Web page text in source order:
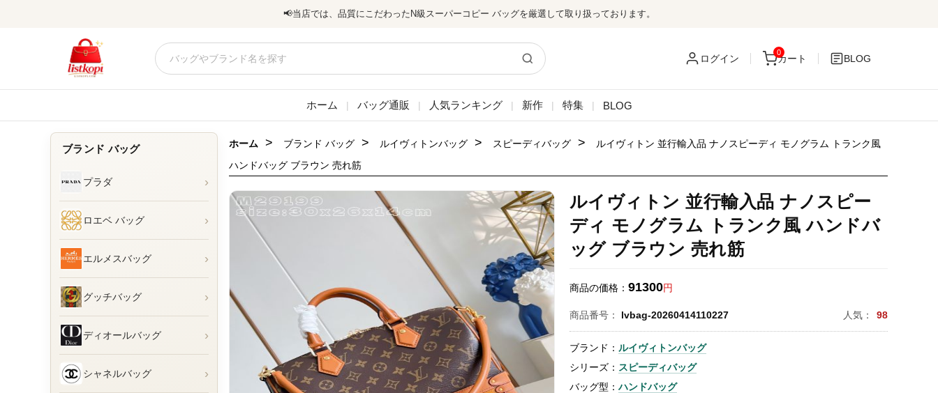
📢当店では、品質にこだわったN級スーパーコピー バッグを厳選して取り扱っております。
ログイン
0
カート BLOG
ホーム | バッグ通販 | 人気ランキング | 新作 | 特集 | BLOG
ブランド バッグ
プラダ ›
ロエベ バッグ ›
エルメスバッグ ›
グッチバッグ ›
ディオールバッグ ›
シャネルバッグ ›
ホーム > ブランド バッグ > ルイヴィトンバッグ > スピーディバッグ >
ルイヴィトン 並行輸入品 ナノスピーディ モノグラム トランク風
ハンドバッグ ブラウン 売れ筋
ルイヴィトン 並行輸入品 ナノスピー
ディ モノグラム トランク風 ハンドバ
ッグ ブラウン 売れ筋
商品の価格： 91300円
商品番号： lvbag-20260414110227 人気： 98
ブランド： ルイヴィトンバッグ
シリーズ： スピーディバッグ
バッグ型：ハンドバッグ